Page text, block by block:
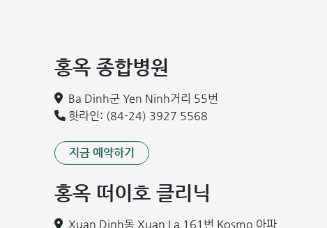
홍옥 종합병원
Ba Dinh군 Yen Ninh거리 55번
핫라인: (84-24) 3927 5568
지금 예약하기
홍옥 떠이호 클리닉
Xuan Dinh동 Xuan La 161번 Kosmo 아파